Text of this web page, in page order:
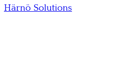
Härnö Solutions